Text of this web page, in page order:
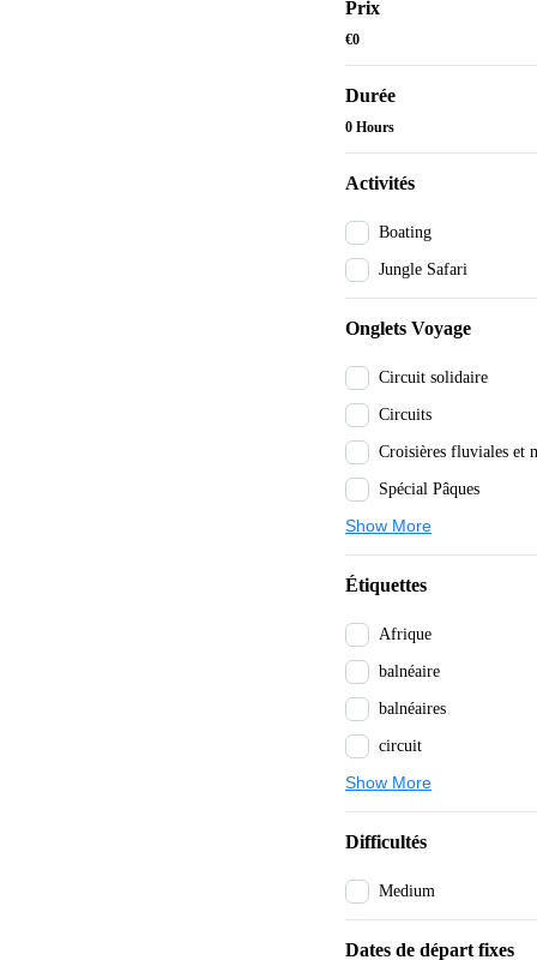
Prix
€0
Durée
0 Hours
Activités
Boating
Jungle Safari
Onglets Voyage
Circuit solidaire
Circuits
Spécial Pâques
Show More
Étiquettes
Afrique
balnéaire
balnéaires
circuit
Show More
Difficultés
Medium
Dates de départ fixes